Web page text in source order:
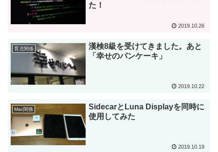
た！
2019.10.26
育児関係
漢検8級を受けてきました。あと
「幸せのパンケーキ」
2019.10.22
Mac関係
SidecarとLuna Displayを同時に
使用してみた
2019.10.19